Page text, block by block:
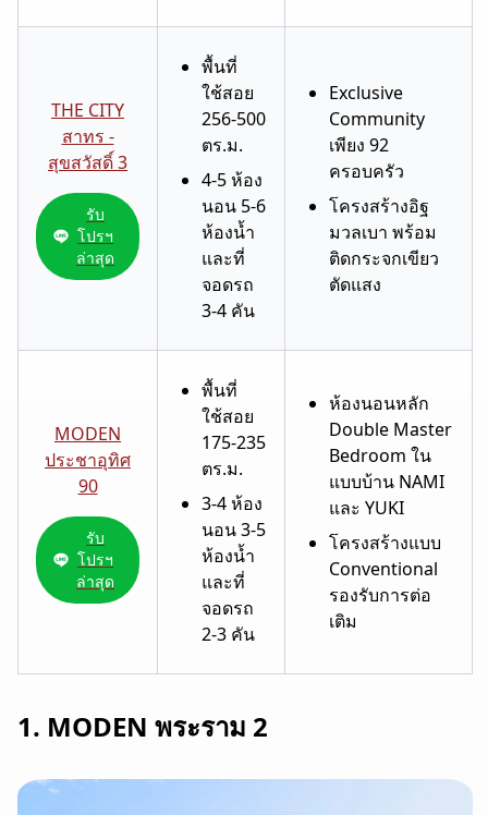
THE CITY
สาทร -
สุขสวัสดิ์ 3
รับ
โปรฯ
ล่าสุด
พื้นที่
ใช้สอย
256-500
ตร.ม.
4-5 ห้อง
นอน 5-6
ห้องน้ำ
และที่
จอดรถ
3-4 คัน
Exclusive
Community
เพียง 92
ครอบครัว
โครงสร้างอิฐ
มวลเบา พร้อม
ติดกระจกเขียว
ตัดแสง
MODEN
ประชาอุทิศ
90
รับ
โปรฯ
ล่าสุด
พื้นที่
ใช้สอย
175-235
ตร.ม.
3-4 ห้อง
นอน 3-5
ห้องน้ำ
และที่
จอดรถ
2-3 คัน
ห้องนอนหลัก
Double Master
Bedroom ใน
แบบบ้าน NAMI
และ YUKI
โครงสร้างแบบ
Conventional
รองรับการต่อ
เติม
1. MODEN พระราม 2